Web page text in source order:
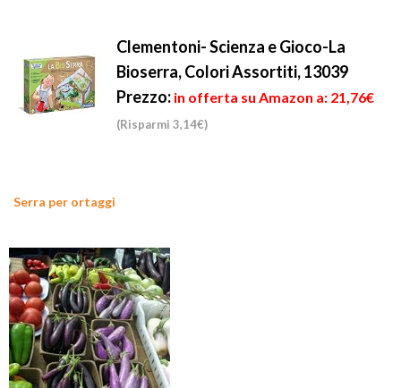
Clementoni- Scienza e Gioco-La
Bioserra, Colori Assortiti, 13039
Prezzo: in offerta su Amazon a: 21,76€
(Risparmi 3,14€)
Serra per ortaggi